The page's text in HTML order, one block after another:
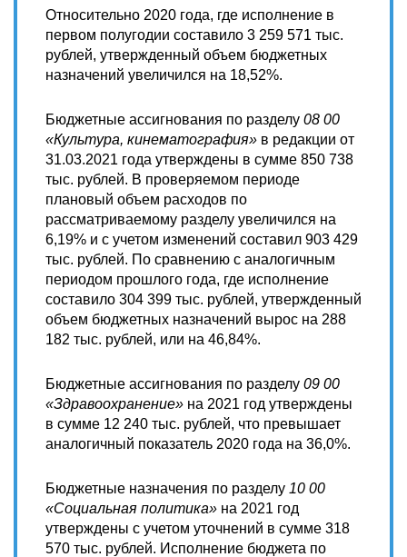
Относительно 2020 года, где исполнение в
первом полугодии составило 3 259 571 тыс.
рублей, утвержденный объем бюджетных
назначений увеличился на 18,52%.
Бюджетные ассигнования по разделу 08 00
«Культура, кинематография» в редакции от
31.03.2021 года утверждены в сумме 850 738
тыс. рублей. В проверяемом периоде
плановый объем расходов по
рассматриваемому разделу увеличился на
6,19% и с учетом изменений составил 903 429
тыс. рублей. По сравнению с аналогичным
периодом прошлого года, где исполнение
составило 304 399 тыс. рублей, утвержденный
объем бюджетных назначений вырос на 288
182 тыс. рублей, или на 46,84%.
Бюджетные ассигнования по разделу 09 00
«Здравоохранение» на 2021 год утверждены
в сумме 12 240 тыс. рублей, что превышает
аналогичный показатель 2020 года на 36,0%.
Бюджетные назначения по разделу 10 00
«Социальная политика» на 2021 год
утверждены с учетом уточнений в сумме 318
570 тыс. рублей. Исполнение бюджета по